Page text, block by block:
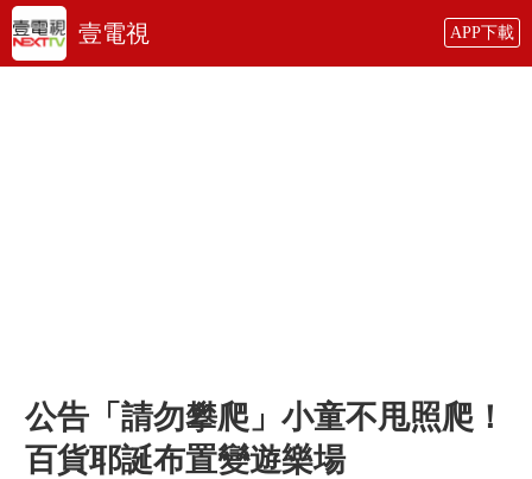
壹電視 APP下載
公告「請勿攀爬」小童不甩照爬！
百貨耶誕布置變遊樂場